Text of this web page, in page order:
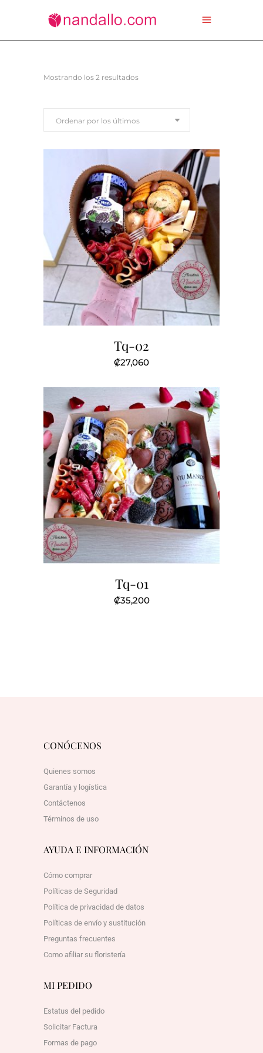
Mostrando los 2 resultadosOrdenado
Ordenar por los últimos
Tq-02
₡27,060
Tq-01
₡35,200
CONÓCENOS
Quienes somos
Garantía y logística
Contáctenos
Términos de uso
AYUDA E INFORMACIÓN
Cómo comprar
Políticas de Seguridad
Política de privacidad de datos
Políticas de envío y sustitución
Preguntas frecuentes
Como afiliar su floristería
MI PEDIDO
Estatus del pedido
Solicitar Factura
Formas de pago